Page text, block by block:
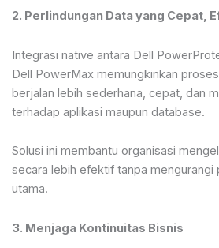
2. Perlindungan Data yang Cepat,
Integrasi native antara Dell
Dell PowerMax memungkinkan
berjalan lebih sederhana, cepat, dan
terhadap aplikasi maupun database.
Solusi ini membantu organisasi
secara lebih efektif tanpa
utama.
3. Menjaga Kontinuitas Bisnis